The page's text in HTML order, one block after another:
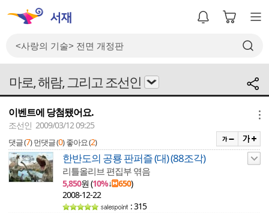
마로, 해람, 그리고 조선인
이벤트에 당첨됐어요.
조선인 2009/03/12 09:25
댓글 (7) 먼댓글 (0) 좋아요 (2)
한반도의 공룡 판퍼즐 (대) (88조각)
리틀올리브 편집부 엮음
5,850원 (10%↓ 650)
2008-12-22
: 315